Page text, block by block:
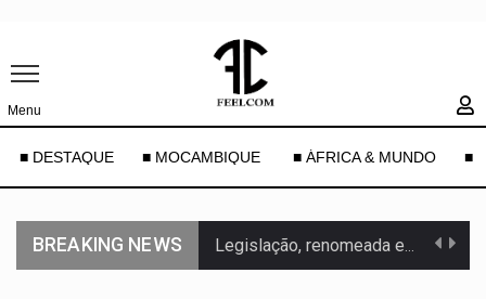
Menu
■ DESTAQUE ■ MOCAMBIQUE ■ ÁFRICA & MUNDO ■
BREAKING NEWS Legislação, renomeada em homenagem ao falecido senador Lindsey Graham, foi…